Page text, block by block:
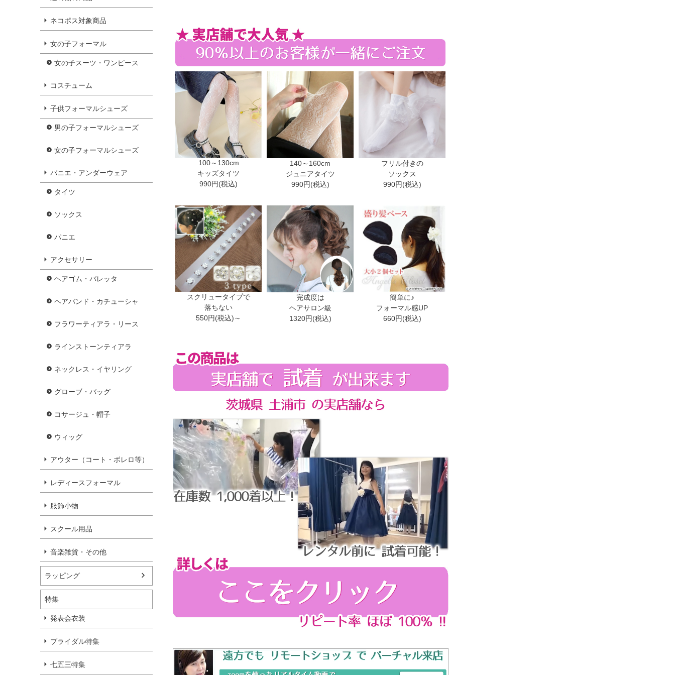
ネコポス対象商品
女の子フォーマル
女の子スーツ・ワンピース
コスチューム
子供フォーマルシューズ
男の子フォーマルシューズ
女の子フォーマルシューズ
パニエ・アンダーウェア
タイツ
ソックス
パニエ
アクセサリー
ヘアゴム・バレッタ
ヘアバンド・カチューシャ
フラワーティアラ・リース
ラインストーンティアラ
ネックレス・イヤリング
グローブ・バッグ
コサージュ・帽子
ウィッグ
アウター（コート・ボレロ等）
レディースフォーマル
服飾小物
スクール用品
音楽雑貨・その他
ラッピング
特集
発表会衣装
ブライダル特集
七五三特集
100～130cm
キッズタイツ
990円(税込)
140～160cm
ジュニアタイツ
990円(税込)
フリル付きの
ソックス
990円(税込)
スクリュータイプで
落ちない
550円(税込)～
完成度は
ヘアサロン級
1320円(税込)
簡単に♪
フォーマル感UP
660円(税込)